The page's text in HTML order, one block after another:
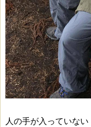
人の手が入っていない